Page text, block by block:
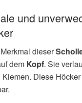
und
dieser
dem Kopf. Sie
Diese